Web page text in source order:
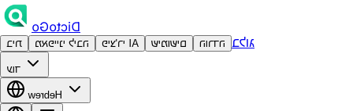
DictoGo
בית מאפייני ליבה פיצ'רי AI שימושים הורדה בלוג
עוד
Hebrew